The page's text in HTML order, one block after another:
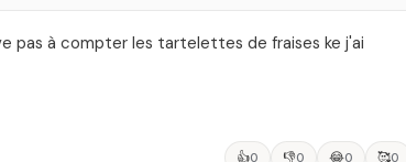
pas à compter les tartelettes de fraises ke j'ai
👍0 👎0 😂0 🥰0